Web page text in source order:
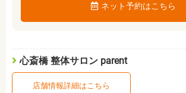
ネット予約はこちら
心斎橋 整体サロン parent
店舗情報詳細はこちら